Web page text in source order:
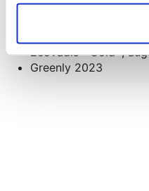
EcoVadis “ Gold ”,
Greenly 2023